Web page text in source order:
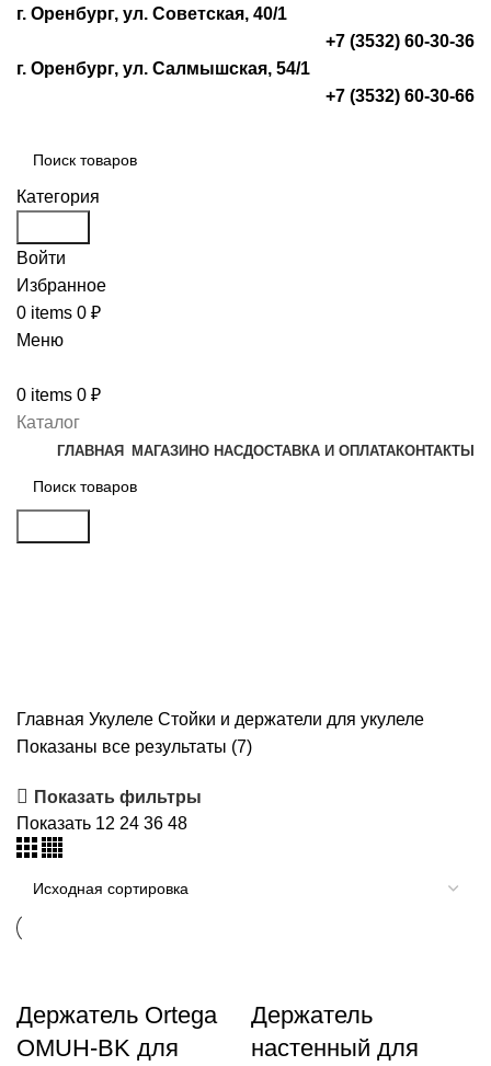
г. Оренбург, ул. Советская, 40/1
+7 (3532) 60-30-36
г. Оренбург, ул. Салмышская, 54/1
+7 (3532) 60-30-66
Категория
Войти
Избранное
0 items 0 ₽
Меню
0 items 0 ₽
Каталог
ГЛАВНАЯ МАГАЗИНО НАСДОСТАВКА И ОПЛАТАКОНТАКТЫ
Главная Укулеле Стойки и держатели для укулеле
Показаны все результаты (7)
Показать фильтры
Показать 12 24 36 48
Держатель Ortega
OMUH-BK для
Держатель
настенный для